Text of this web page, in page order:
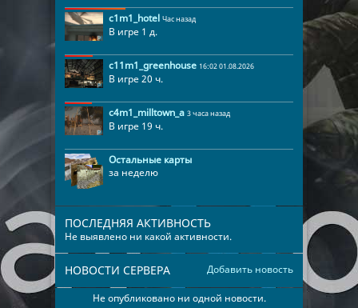
c1m1_hotel Час назад
В игре 1 д.
c11m1_greenhouse 16:02 01.08.2026
В игре 20 ч.
c4m1_milltown_a 3 часа назад
В игре 19 ч.
Остальные карты
за неделю
ПОСЛЕДНЯЯ АКТИВНОСТЬ
Не выявлено ни какой активности.
Добавить новость
НОВОСТИ СЕРВЕРА
Не опубликовано ни одной новости.